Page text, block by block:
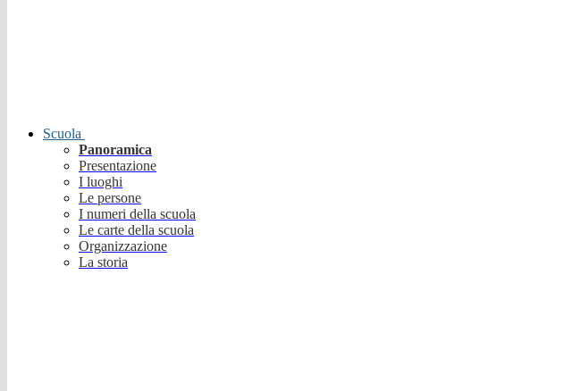
Scuola
Panoramica
Presentazione
I luoghi
Le persone
I numeri della scuola
Le carte della scuola
Organizzazione
La storia